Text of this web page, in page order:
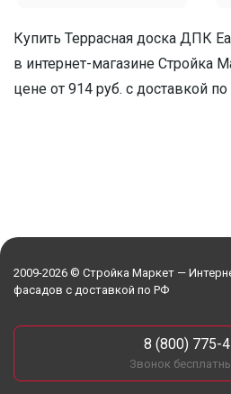
Купить Террасная доска ДПК
в интернет-магазине Стройка
цене от 914 руб. с доставкой
2009-2026 © Стройка Маркет —
фасадов с доставкой по РФ
8 (800) 775-
Звонок